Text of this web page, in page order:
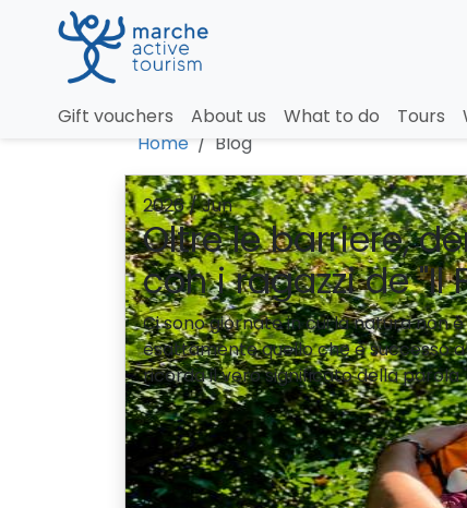
Gift vouchers About us What to do Tours
Blog
Home Blog
2026 / Jun
Oltre le barriere,
con i ragazzi de "Il
Ci sono giornate in cui la natura non
esattamente quello che è successo
ricorda il vero significato della parola